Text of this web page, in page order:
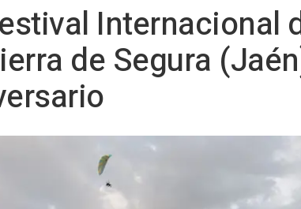
Internacional
de Segura